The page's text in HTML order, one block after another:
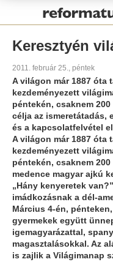
Keresztyén
2011. február 25., péntek
A világon már 1887 óta
kezdeményezett
péntekén, csaknem
célja az ismeretátadás,
és a kapcsolatfelvétel
A világon már 1887 óta
kezdeményezett
péntekén, csaknem
medence magyar ajkú
„Hány kenyeretek
imádkozásnak a dél-
Március 4-én,
gyermekek együtt
igemagyarázattal,
magasztalásokkal. Az
is zajlik a Világimanap